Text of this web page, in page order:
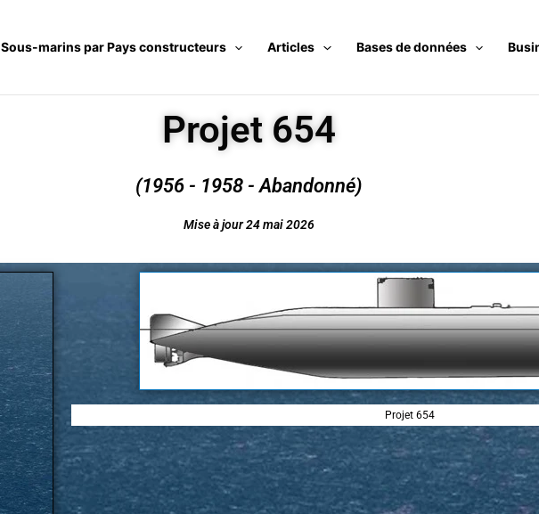
Sous-marins par Pays constructeurs Articles Bases de données
Projet 654
(1956 - 1958 - Abandonné)
Mise à jour 24 mai 2026
Projet 654